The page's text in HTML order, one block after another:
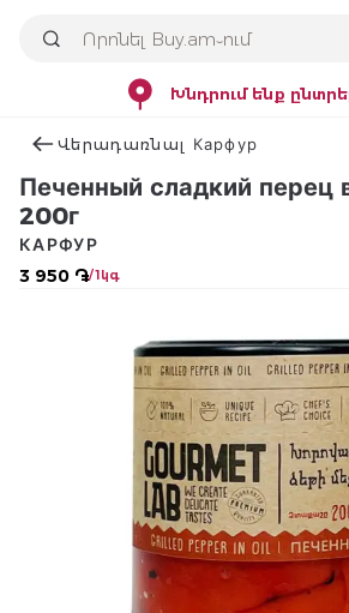
Խնդրում ենք
Վերադառնալ Карфур
Печенный сладкий перец
200г
3 950 ֏/ 1կգ
КАРФУР